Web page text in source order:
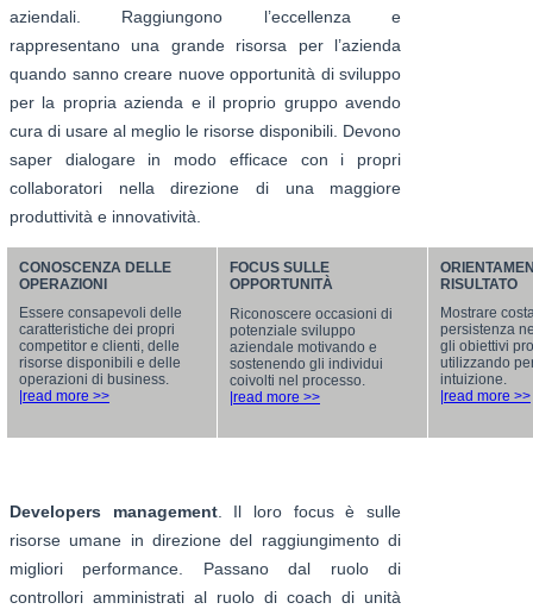
aziendali. Raggiungono l’eccellenza e
rappresentano una grande risorsa per l’azienda
quando sanno creare nuove opportunità di sviluppo
per la propria azienda e il proprio gruppo avendo
cura di usare al meglio le risorse disponibili. Devono
saper dialogare in modo efficace con i propri
collaboratori nella direzione di una maggiore
produttività e innovatività.
CONOSCENZA DELLE
OPERAZIONI
Essere consapevoli delle
caratteristiche dei propri
competitor e clienti, delle
risorse disponibili e delle
operazioni di business.
|read more >>
FOCUS SULLE
OPPORTUNITÀ
Riconoscere occasioni di
potenziale sviluppo
aziendale motivando e
sostenendo gli individui
coivolti nel processo.
|read more >>
RISULTATO
Mostrare
persistenza
gli obiettivi
utilizzando
intuizione.
|read more >>
Developers management. Il loro focus è sulle
risorse umane in direzione del raggiungimento di
migliori performance. Passano dal ruolo di
controllori amministrati al ruolo di coach di unità